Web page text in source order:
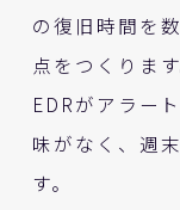
の復旧時間を
点をつくります
EDRがアラー
味がなく、週
す。